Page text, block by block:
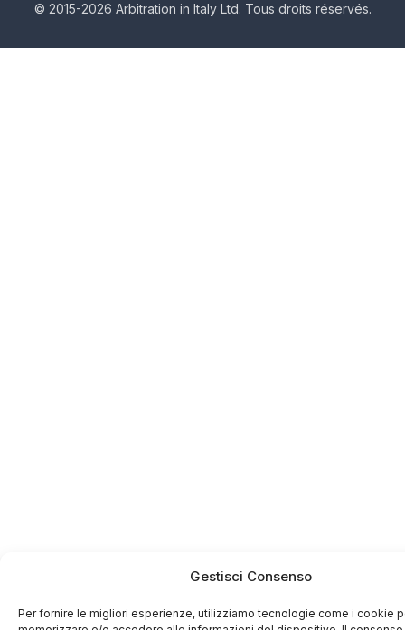
Gestisci Consenso
Per fornire le migliori esperienze, utilizziamo tecnologie come i cookie
© 2015-2026 Arbitration in Italy Ltd. Tous droits réservés.